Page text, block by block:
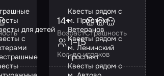
Возраст
14+
Страшность
Кол-во игроков
1–15
для детей
с
Квесты рядом с
м. Проспект
Ветеранов
Квесты рядом с
м. Ленинский
проспект
Квесты рядом с